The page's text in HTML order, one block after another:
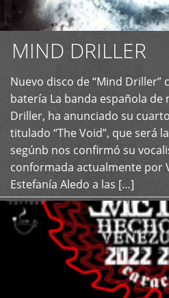
MIND DRILLER
Nuevo disco de “Mind Driller”
batería La banda española
Driller, ha anunciado su
titulado “The Void”, que será
segúnb nos confirmó su
conformada actualmente por
Estefanía Aledo a las […]